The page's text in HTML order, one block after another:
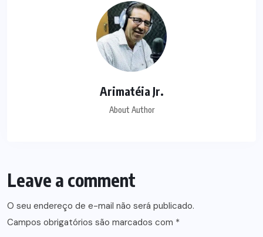
Arimatéia Jr.
About Author
Leave a comment
O seu endereço de e-mail não será publicado.
Campos obrigatórios são marcados com *